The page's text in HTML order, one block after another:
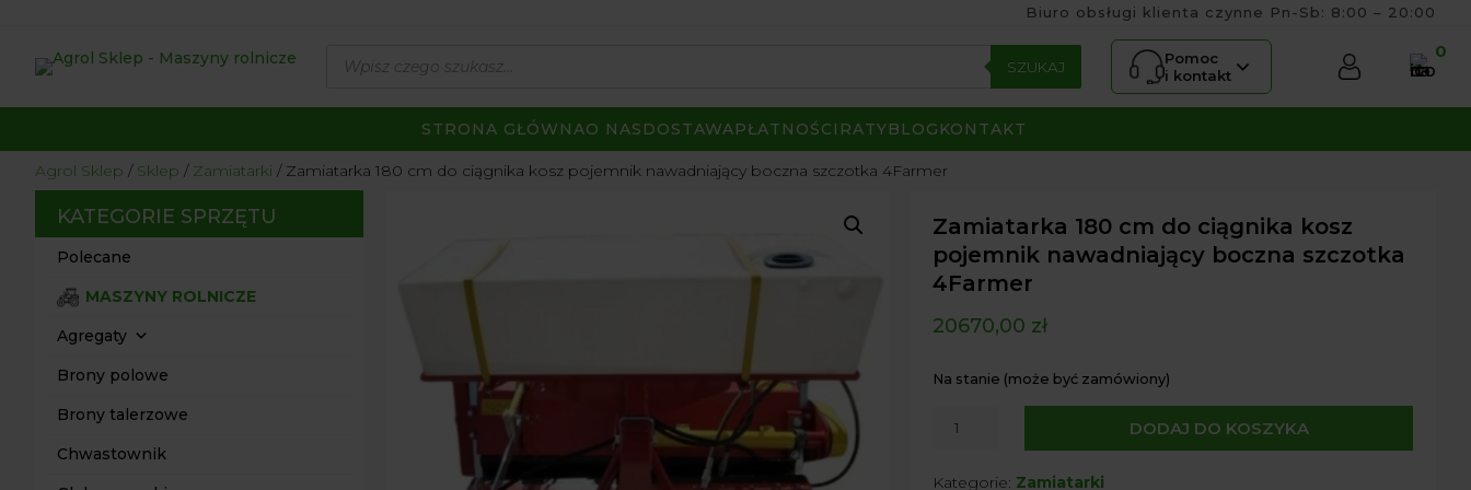
Biuro obsługi klienta czynne Pn-Sb: 8:00 – 20:00
produktów SZUKAJ
Pomoc
i kontakt
0
STRONA GŁÓWNAO NAS DOSTAWAPŁATNOŚCI RATYBLOG KONTAKT
Agrol Sklep Sklep Zamiatarki Zamiatarka 180 cm do ciągnika kosz pojemnik nawadniający boczna szczotka 4Farmer
KATEGORIE SPRZĘTU
Polecane
MASZYNY ROLNICZE
Agregaty
Brony polowe
Brony talerzowe
Chwastownik
Zamiatarka 180 cm do ciągnika kosz
pojemnik nawadniający boczna szczotka
4Farmer
20670,00 zł
Na stanie (może być zamówiony)
DODAJ DO KOSZYKA
Kategorie: Zamiatarki